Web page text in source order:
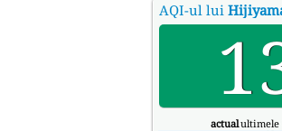
AQI-ul lui
actualultimele